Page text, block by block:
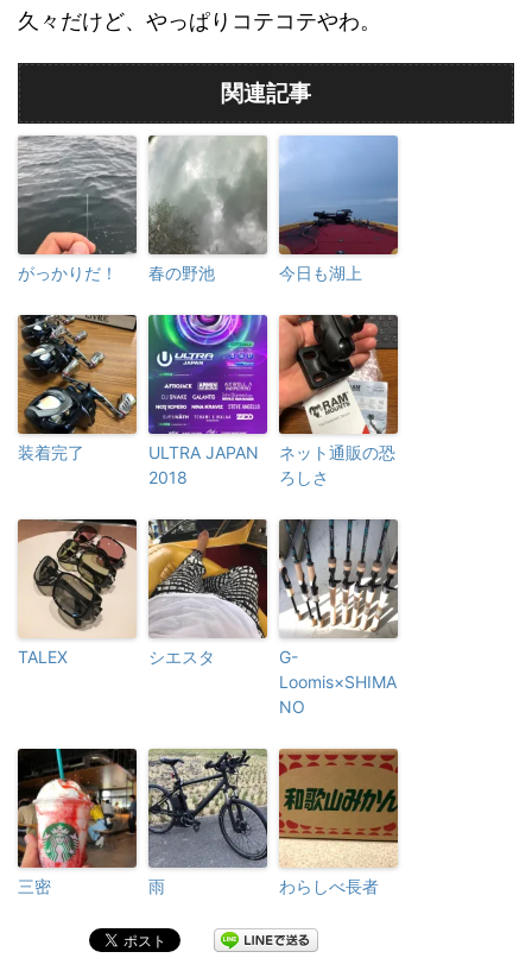
久々だけど、やっぱりコテコテやわ。
関連記事
がっかりだ！ 春の野池 今日も湖上
装着完了
ULTRA JAPAN
2018
ネット通販の恐
ろしさ
TALEX シエスタ
G-
Loomis×SHIMA
NO
三密 雨 わらしべ長者